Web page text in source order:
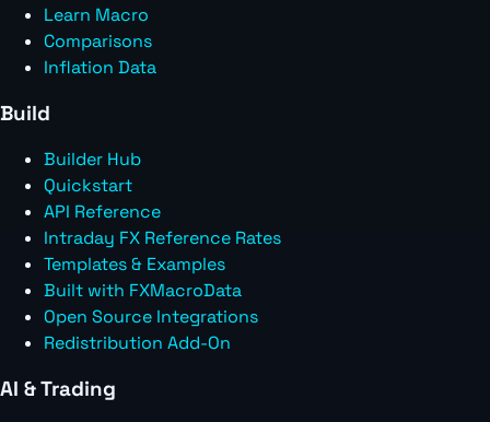
Learn Macro
Comparisons
Inflation Data
Build
Builder Hub
Quickstart
API Reference
Intraday FX Reference Rates
Templates & Examples
Built with FXMacroData
Open Source Integrations
Redistribution Add-On
AI & Trading